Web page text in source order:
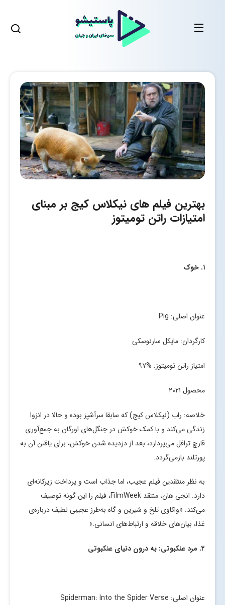
بهترین فیلم های نیکلاس کیج بر مبنای
امتیازات راتن تومیتوز
۱. خوک
عنوان اصلی: Pig
کارگردان: مایکل سارنوسکی
امتیاز راتن تومیتوز: %۹۷
محصول ۲۰۲۱
خلاصه: راب (نیکلاس کیج) که سابقا سرآشپز بوده و حالا در انزوا
زندگی می‌کند و با کمک خوکش در جنگل‌های اورگان به جمع‌آوری
قارچ ترافل می‌پردازد، بعد از دزدیده شدن خوکش، برای یافتن آن به
پورتلند بازمی‌گردد.
به نظر منتقدین فیلم عجیب، اما جذاب است و پرداخت زیرکانه‌ای
دارد. انجی هان، منتقد FilmWeek، فیلم را این گونه توصیف
می‌کند: «واکاوی تلخ و شیرین و گاه به‌طرز عجیبی لطیف درباره‌ی
غذا، بیان‌های خلاقه و ارتباط‌های انسانی.»
۲. مرد عنکبوتی: به درون دنیای عنکبوتی
عنوان اصلی: Spiderman: Into the Spider Verse